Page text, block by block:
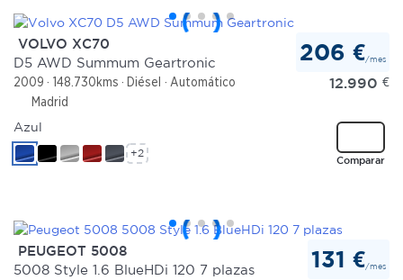
VOLVO XC70
D5 AWD Summum Geartronic
2009 148.730kms Diésel
Automático
Madrid
206 €/mes
12.990 €
Comparar
Azul
+2
PEUGEOT 5008
5008 Style 1.6 BlueHDi 120 7 plazas
131 €/mes